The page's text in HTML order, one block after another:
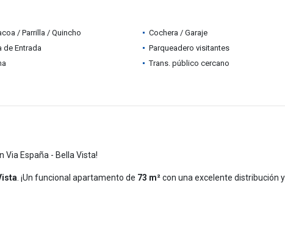
/ Parrilla / Quincho
Cochera / Garaje
de Entrada
Parqueadero visitantes
Trans. público cercano
Via España - Bella Vista!
. ¡Un funcional apartamento de 73 m²con una excelente distribución